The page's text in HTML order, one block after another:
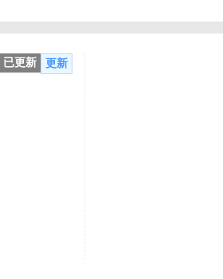
更新
已更新